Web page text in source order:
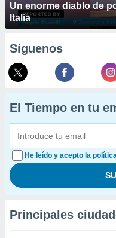
Un enorme diablo de
Italia
Síguenos
El Tiempo en tu
He leído y acepto la
Principales